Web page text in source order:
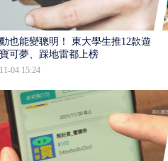
也能變聰明！ 東大學生推12款遊
可夢、踩地雷都上榜
04 15:24